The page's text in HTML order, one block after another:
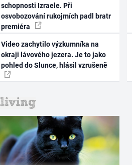
schopnosti Izraele. Při
osvobozování rukojmích padl bratr
premiéra
Video zachytilo výzkumníka na
okraji lávového jezera. Je to jako
pohled do Slunce, hlásil vzrušeně